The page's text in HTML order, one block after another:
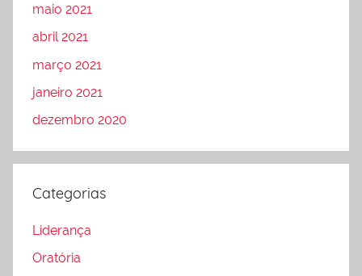
maio 2021
abril 2021
março 2021
janeiro 2021
dezembro 2020
Categorias
Liderança
Oratória